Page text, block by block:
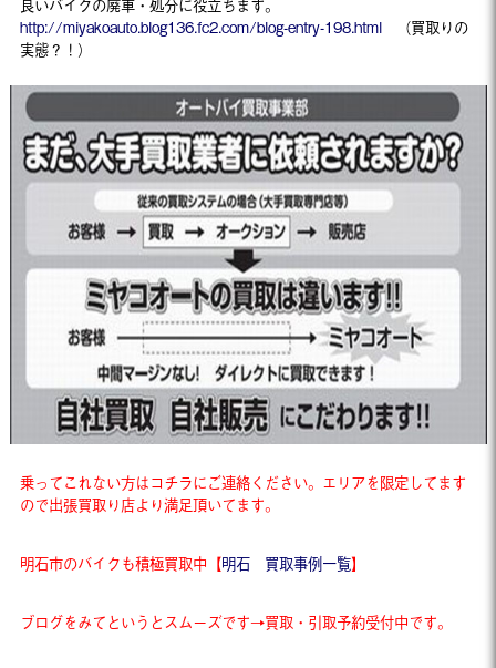
http://miyakoauto.blog136.fc2.com/blog-entry-198.html （買取りの
実態？！）
乗ってこれない方はコチラにご連絡ください。エリアを限定してます
ので出張買取り店より満足頂いてます。
明石市のバイクも積極買取中【明石 買取事例一覧】
ブログをみてというとスムーズです→買取・引取予約受付中です。